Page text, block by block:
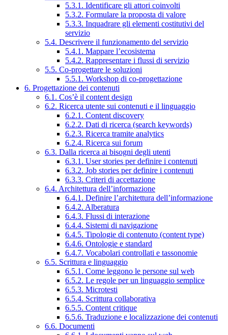
5.3.1. Identificare gli attori coinvolti
5.3.2. Formulare la proposta di valore
5.3.3. Inquadrare gli elementi costitutivi del
servizio
5.4. Descrivere il funzionamento del servizio
5.4.1. Mappare l’ecosistema
5.4.2. Rappresentare i flussi di servizio
5.5. Co-progettare le soluzioni
5.5.1. Workshop di co-progettazione
6. Progettazione dei contenuti
6.1. Cos’è il content design
6.2. Ricerca utente sui contenuti e il linguaggio
6.2.1. Content discovery
6.2.2. Dati di ricerca (search keywords)
6.2.3. Ricerca tramite analytics
6.2.4. Ricerca sui forum
6.3. Dalla ricerca ai bisogni degli utenti
6.3.1. User stories per definire i contenuti
6.3.2. Job stories per definire i contenuti
6.3.3. Criteri di accettazione
6.4. Architettura dell’informazione
6.4.1. Definire l’architettura dell’informazione
6.4.2. Alberatura
6.4.3. Flussi di interazione
6.4.4. Sistemi di navigazione
6.4.5. Tipologie di contenuto (content type)
6.4.6. Ontologie e standard
6.4.7. Vocabolari controllati e tassonomie
6.5. Scrittura e linguaggio
6.5.1. Come leggono le persone sul web
6.5.2. Le regole per un linguaggio semplice
6.5.3. Microtesti
6.5.4. Scrittura collaborativa
6.5.5. Content critique
6.5.6. Traduzione e localizzazione dei contenuti
6.6. Documenti